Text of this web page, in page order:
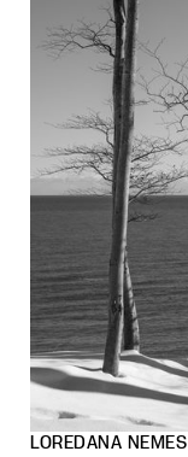
LOREDANA NEMES